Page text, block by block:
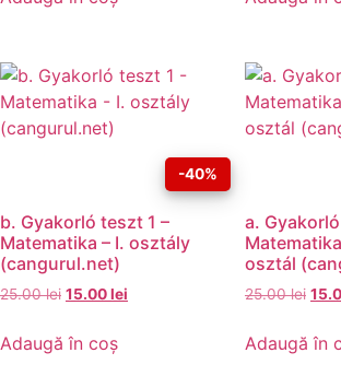
-40%
b. Gyakorló teszt 1 –
Matematika – I. osztály
(cangurul.net)
25.00lei 15.00lei
Adaugă în coș
a.
osztál
25.00lei
Adaugă în